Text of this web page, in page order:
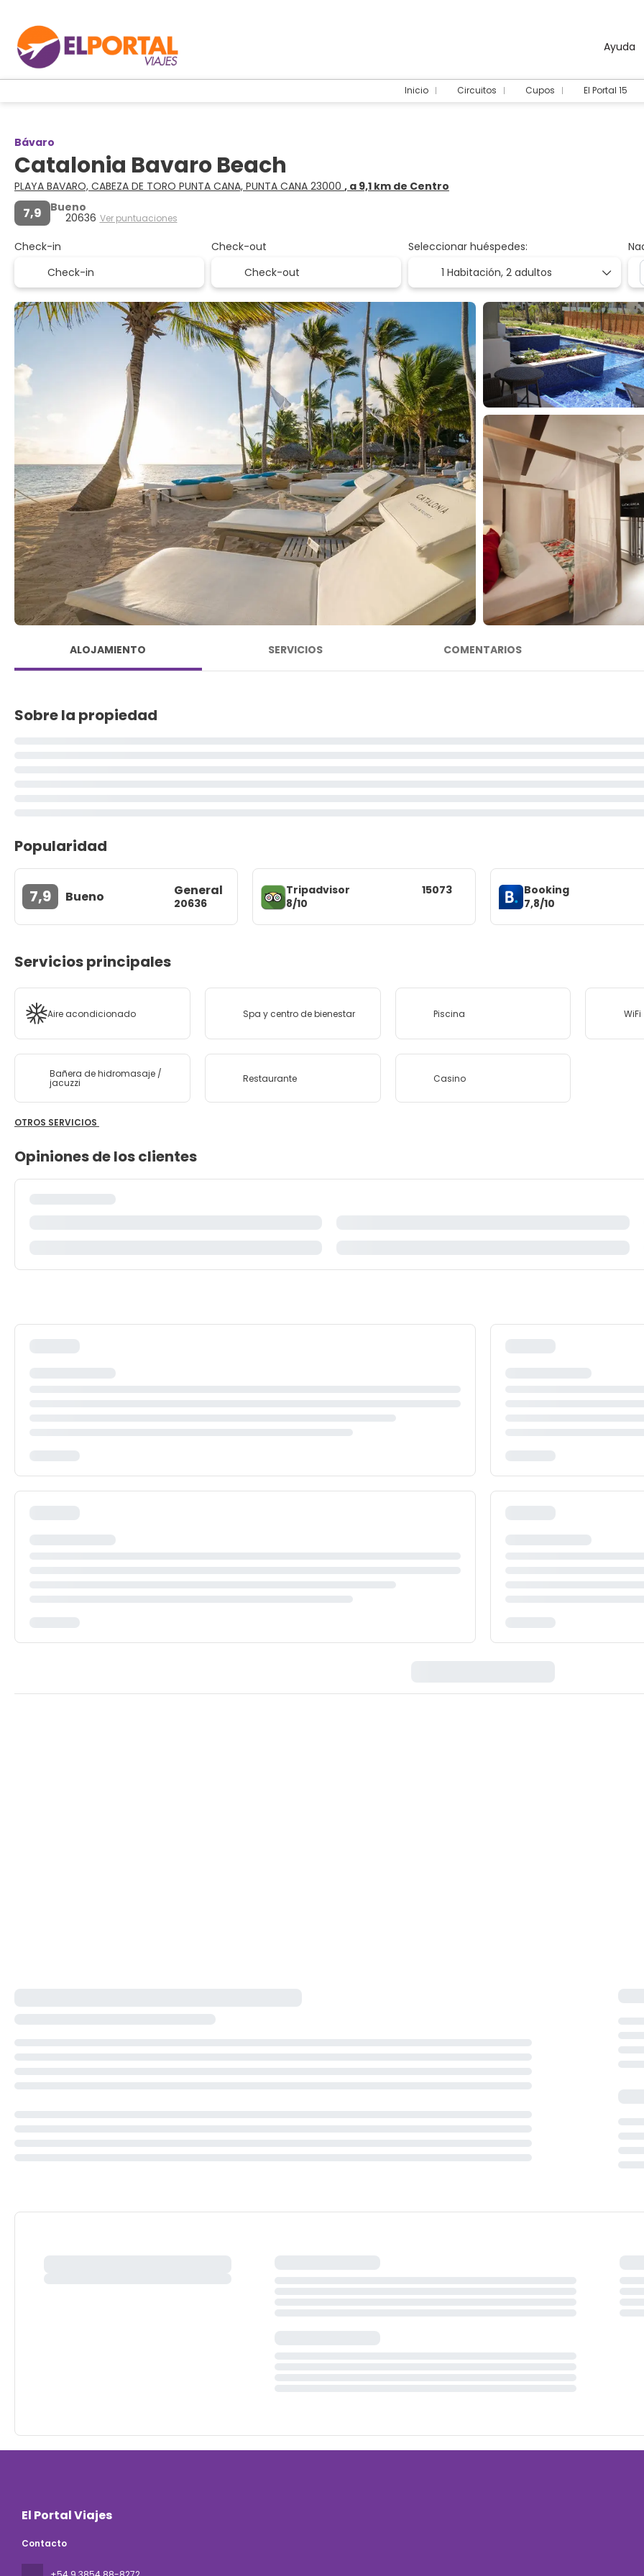
Ayuda
Inicio Circuitos Cupos El Portal 15
Bávaro
Catalonia Bavaro Beach
PLAYA BAVARO, CABEZA DE TORO PUNTA CANA, PUNTA CANA 23000 , a 9,1 km de Centro
7,9 Bueno
20636 Ver puntuaciones
Check-in
Check-out
Seleccionar huéspedes:
1 Habitación, 2 adultos
ALOJAMIENTO SERVICIOS COMENTARIOS
Sobre la propiedad
Popularidad
7,9 Bueno General
20636
Tripadvisor
8/10
15073
Booking
7,8/10
Servicios principales
Aire acondicionado Spa y centro de bienestar Piscina WiFi
Bañera de hidromasaje /
jacuzzi Restaurante Casino
OTROS SERVICIOS
Opiniones de los clientes
El Portal Viajes
Contacto